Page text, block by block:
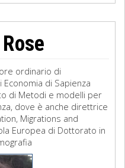
ordinario di
di Sapienza
di Metodi e modelli per
dove è anche direttrice
Migrations and
Europea di Dottorato in